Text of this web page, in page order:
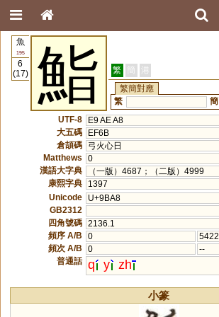
魚
195
6
(17)
鮨 繁 簡 港
繁簡對應
繁
簡
UTF-8
E9 AE A8
大五碼
EF6B
倉頡碼
弓火心日
Matthews
0
漢語大字典
（一版）4687；（二版）4999
康熙字典
1397
Unicode
U+9BA8
GB2312
四角號碼 2136.1
頻序 A/B
0
5422
頻次 A/B
0
--
普通話 q y zh
小篆